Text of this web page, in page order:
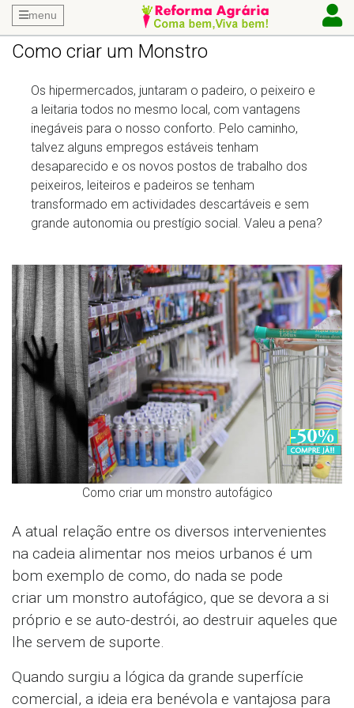
menu
Como criar um Monstro
Os hipermercados, juntaram o padeiro, o peixeiro e
a leitaria todos no mesmo local, com vantagens
inegáveis para o nosso conforto. Pelo caminho,
talvez alguns empregos estáveis tenham
desaparecido e os novos postos de trabalho dos
peixeiros, leiteiros e padeiros se tenham
transformado em actividades descartáveis e sem
grande autonomia ou prestígio social. Valeu a pena?
Como criar um monstro autofágico
A atual relação entre os diversos intervenientes
na cadeia alimentar nos meios urbanos é um
bom exemplo de como, do nada se pode
criar um monstro autofágico, que se devora a si
próprio e se auto-destrói, ao destruir aqueles que
lhe servem de suporte.
Quando surgiu a lógica da grande superfície
comercial, a ideia era benévola e vantajosa para